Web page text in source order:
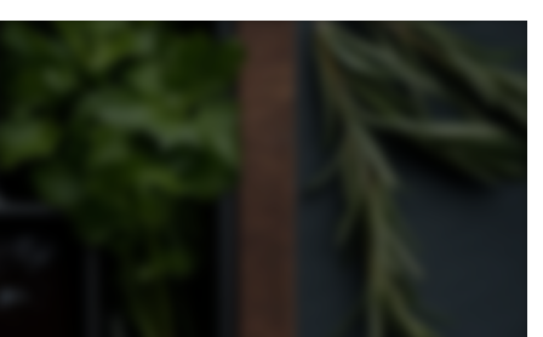
SOMY'S DELI
おべんとうキッチン
SOMY'S WITCH